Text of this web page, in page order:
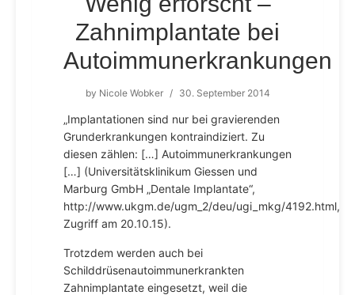
Zahnimplantate bei
Autoimmunerkrankungen
by Nicole Wobker / 30. September 2014
„Implantationen sind nur bei gravierenden
Grunderkrankungen kontraindiziert. Zu
diesen zählen: […] Autoimmunerkrankungen
[…] (Universitätsklinikum Giessen und
Marburg GmbH „Dentale Implantate“,
http://www.ukgm.de/ugm_2/deu/ugi_mkg/4192.html,
Zugriff am 20.10.15).
Trotzdem werden auch bei
Schilddrüsenautoimmunerkrankten
Zahnimplantate eingesetzt, weil die